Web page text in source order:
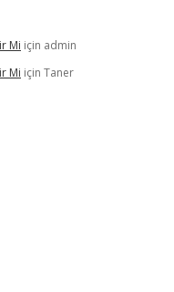
Mi için admin
Mi için Taner